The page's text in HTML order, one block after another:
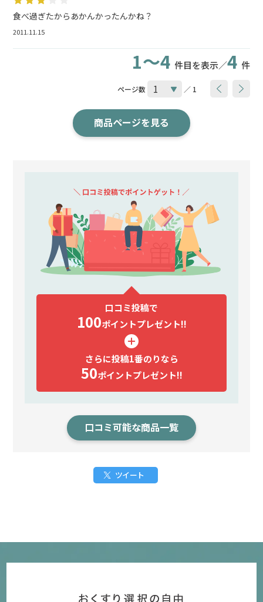
食べ過ぎたからあかんかったんかね？
2011.11.15
1～4 件目を表示／4 件
ページ数 ／ 1
商品ページを見る
口コミ投稿で
100ポイントプレゼント!!
さらに投稿1番のりなら
50ポイントプレゼント!!
口コミ可能な商品一覧
ツイート